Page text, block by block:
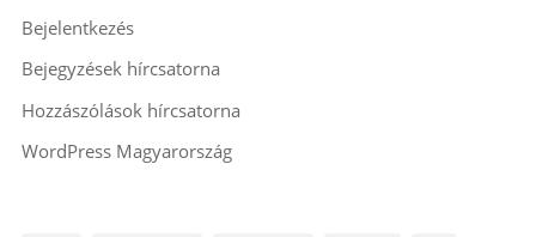
Bejelentkezés
Bejegyzések hírcsatorna
Hozzászólások hírcsatorna
WordPress Magyarország